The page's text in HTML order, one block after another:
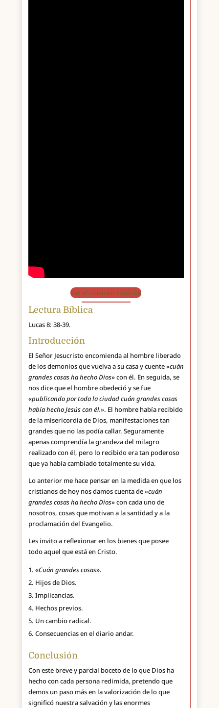
Ver el vídeo en YouTube
Lectura Bíblica
Lucas 8: 38-39.
Introducción
El Señor Jesucristo encomienda al hombre liberado
de los demonios que vuelva a su casa y cuente «cuán
grandes cosas ha hecho Dios» con él. En seguida, se
nos dice que el hombre obedeció y se fue
«publicando por toda la ciudad cuán grandes cosas
había hecho Jesús con él.». El hombre había recibido
de la misericordia de Dios, manifestaciones tan
grandes que no las podía callar. Seguramente
apenas comprendía la grandeza del milagro
realizado con él, pero lo recibido era tan poderoso
que ya había cambiado totalmente su vida.
Lo anterior me hace pensar en la medida en que los
cristianos de hoy nos damos cuenta de «cuán
grandes cosas ha hecho Dios» con cada uno de
nosotros, cosas que motivan a la santidad y a la
proclamación del Evangelio.
Les invito a reflexionar en los bienes que posee
todo aquel que está en Cristo.
«Cuán grandes cosas».
Hijos de Dios.
Implicancias.
Hechos previos.
Un cambio radical.
Consecuencias en el diario andar.
Conclusión
Con este breve y parcial boceto de lo que Dios ha
hecho con cada persona redimida, pretendo que
demos un paso más en la valorización de lo que
significó nuestra salvación y las enormes